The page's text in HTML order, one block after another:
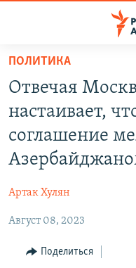
Перейти
основному
содержанию
основной
Перейти
ОБЩЕСТВО
РЕГИОН
НАГОРНЫЙ КАРАБАХ
КУЛЬТУРА
ПОЛИТИКА
Отвечая
настаивает,
соглашение
Артак Хулян
Август 08, 2023
Поделиться